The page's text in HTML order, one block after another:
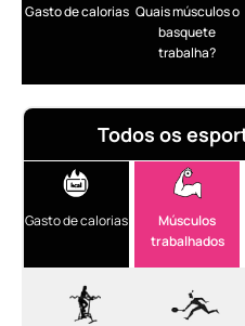
Gasto de calorias Quais músculos o
basquete
trabalha?
Todos os
Gasto de calorias
Músculos
trabalhados